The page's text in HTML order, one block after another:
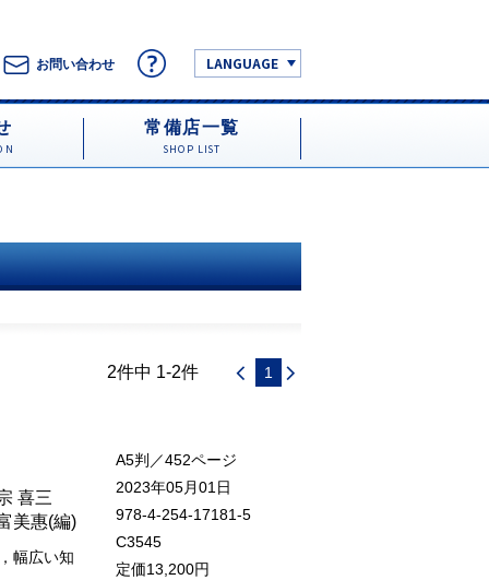
お問い合わせ LANGUAGE
常備店一覧
SHOP LIST
2件中 1-2件 1
喜三
美惠(編)
幅広い知
A5判／452ページ
2023年05月01日
978-4-254-17181-5
C3545
定価13,200円